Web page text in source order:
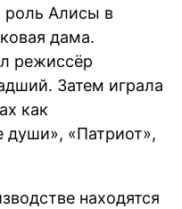
роль Алисы в
дама.
режиссёр
Затем играла
как
души», «Патриот»,
находятся